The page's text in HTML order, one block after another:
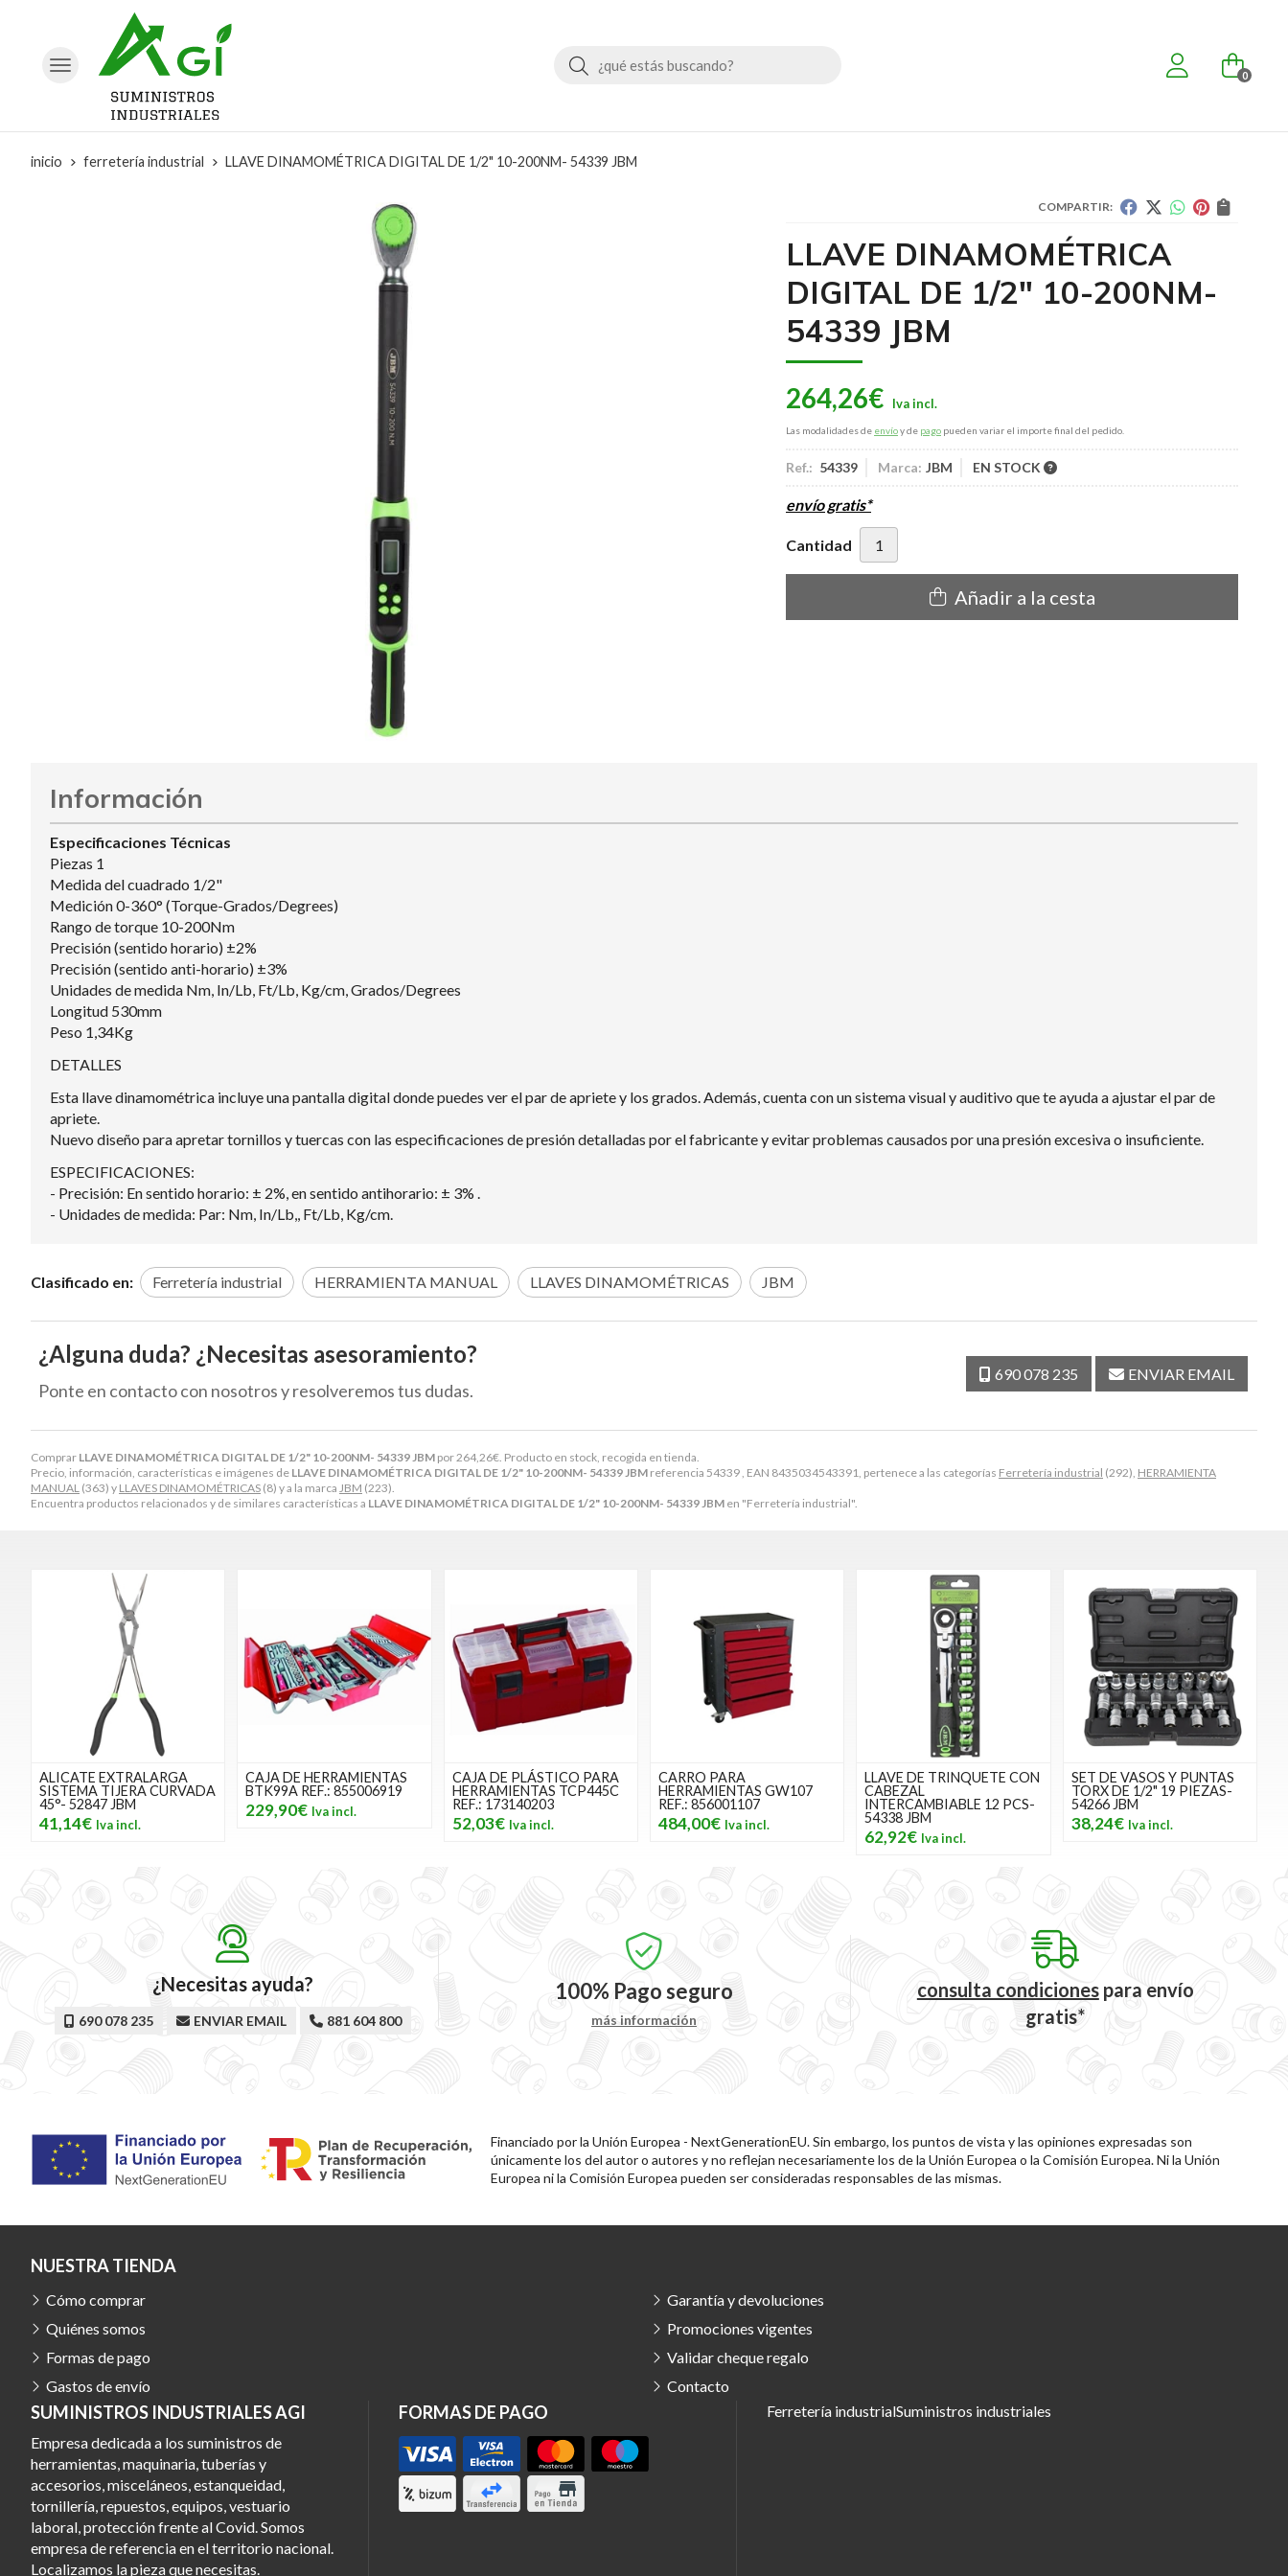
Buscar 0
inicio ferretería industrial LLAVE DINAMOMÉTRICA DIGITAL DE 1/2" 10-200NM- 54339 JBM
COMPARTIR:
LLAVE DINAMOMÉTRICA
DIGITAL DE 1/2" 10-200NM-
54339 JBM
264,26€
Las modalidades de envíoy de pago pueden variar el importe final del pedido.
Ref.: 54339 Marca: JBM EN STOCK
envío gratis*
Cantidad
Añadir a la cesta
Comprar LLAVE DINAMOMÉTRICA DIGITAL DE 1/2" 10-200NM- 54339 JBM por 264,26€ . Producto en stock, recogida en tienda.
Precio, información, características e imágenes de LLAVE DINAMOMÉTRICA DIGITAL DE 1/2" 10-200NM- 54339 JBM referencia 54339 , EAN 8435034543391, pertenece a las categorías Ferretería industrial (292), HERRAMIENTA
MANUAL (363) y LLAVES DINAMOMÉTRICAS (8) y a la marca JBM (223).
Encuentra productos relacionados y de similares características a LLAVE DINAMOMÉTRICA DIGITAL DE 1/2" 10-200NM- 54339 JBM en "Ferretería industrial".
Información
Especificaciones Técnicas
Piezas 1
Medida del cuadrado 1/2"
Medición 0-360° (Torque-Grados/Degrees)
Rango de torque 10-200Nm
Precisión (sentido horario) ±2%
Precisión (sentido anti-horario) ±3%
Unidades de medida Nm, In/Lb, Ft/Lb, Kg/cm, Grados/Degrees
Longitud 530mm
Peso 1,34Kg
DETALLES
Esta llave dinamométrica incluye una pantalla digital donde puedes ver el par de apriete y los grados. Además, cuenta con un sistema visual y auditivo que te ayuda a ajustar el par de
apriete.
Nuevo diseño para apretar tornillos y tuercas con las especificaciones de presión detalladas por el fabricante y evitar problemas causados por una presión excesiva o insuficiente.
ESPECIFICACIONES:
- Precisión: En sentido horario: ± 2%, en sentido antihorario: ± 3% .
- Unidades de medida: Par: Nm, In/Lb,, Ft/Lb, Kg/cm.
Clasificado en: Ferretería industrial HERRAMIENTA MANUAL LLAVES DINAMOMÉTRICAS JBM
¿Alguna duda? ¿Necesitas asesoramiento?
Ponte en contacto con nosotros y resolveremos tus dudas.
690 078 235 ENVIAR EMAIL
ALICATE EXTRALARGA
SISTEMA TIJERA CURVADA
45°- 52847 JBM
41,14€
CAJA DE HERRAMIENTAS
BTK99A REF.: 855006919
229,90€
CAJA DE PLÁSTICO PARA
HERRAMIENTAS TCP445C
REF.: 173140203
52,03€
CARRO PARA
HERRAMIENTAS GW107
REF.: 856001107
484,00€
LLAVE DE TRINQUETE CON
CABEZAL
INTERCAMBIABLE 12 PCS-
54338 JBM
62,92€
SET DE VASOS Y PUNTAS
TORX DE 1/2" 19 PIEZAS-
54266 JBM
38,24€
¿Necesitas ayuda?
690 078 235 ENVIAR EMAIL 881 604 800
100% Pago seguro
más información
consulta condicionespara envío
gratis*
Financiado por la Unión Europea - NextGenerationEU. Sin embargo, los puntos de vista y las opiniones expresadas son
únicamente los del autor o autores y no reflejan necesariamente los de la Unión Europea o la Comisión Europea. Ni la Unión
Europea ni la Comisión Europea pueden ser consideradas responsables de las mismas.
SUMINISTROS INDUSTRIALES AGI
Empresa dedicada a los suministros de
herramientas, maquinaria, tuberías y
accesorios, misceláneos, estanqueidad,
tornillería, repuestos, equipos, vestuario
laboral, protección frente al Covid. Somos
empresa de referencia en el territorio nacional.
Localizamos la pieza que necesitas.
FORMAS DE PAGO
NUESTRA TIENDA
Cómo comprar
Quiénes somos
Formas de pago
Gastos de envío
Garantía y devoluciones
Promociones vigentes
Validar cheque regalo
Contacto
Ferretería industrialSuministros industriales